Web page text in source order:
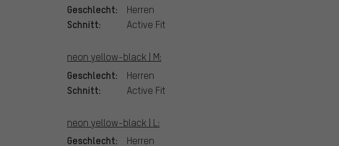
Geschlecht: Herren
Schnitt: Active Fit
neon yellow-black | M:
Geschlecht: Herren
Schnitt: Active Fit
neon yellow-black | L:
Geschlecht: Herren